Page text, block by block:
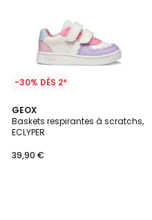
-30% DÈS 2*
GEOX
Baskets respirantes à scratchs,
ECLYPER
39,90 €